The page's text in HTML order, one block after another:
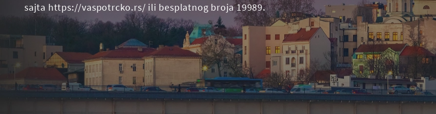
sajta https://vaspotrcko.rs/ ili besplatnog broja 19989.